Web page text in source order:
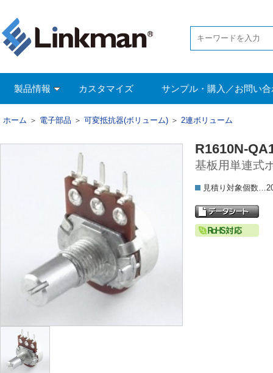
製品情報 カスタマイズ サンプル・購入／お問い
ホーム ＞ 電子部品 ＞ 可変抵抗器(ボリューム) ＞ 2連ボリューム
R1610N-
基板用単連式
見積り対象個数